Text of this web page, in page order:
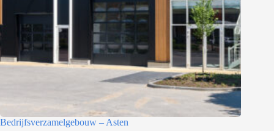
Bedrijfsverzamelgebouw – Asten